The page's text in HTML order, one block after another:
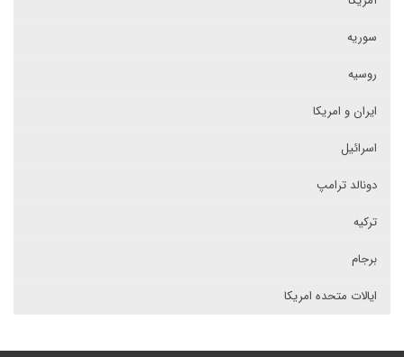
سوریه
روسیه
ایران و امریکا
اسرائیل
دونالد ترامپ
ترکیه
برجام
ایالات متحده امریکا